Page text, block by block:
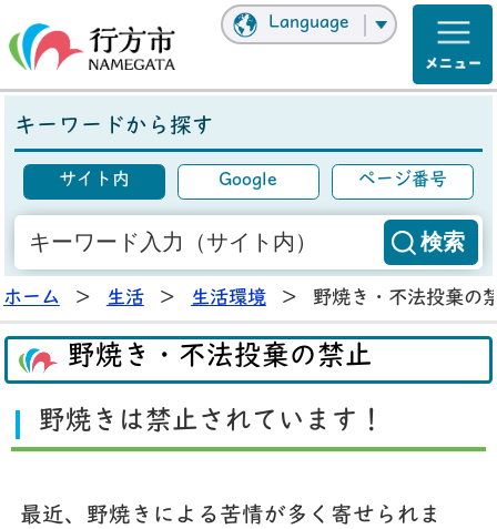
Language
キーワードから探す
サイト内 Google ページ番号
ホーム > 生活 > 生活環境 > 野焼き・不法投棄の
野焼き・不法投棄の禁止
野焼きは禁止されています！
最近、野焼きによる苦情が多く寄せられま